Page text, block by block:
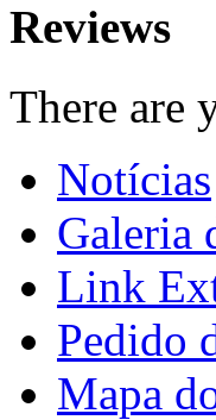
Reviews
There are
Notícias
Galeria
Link
Pedido
Mapa